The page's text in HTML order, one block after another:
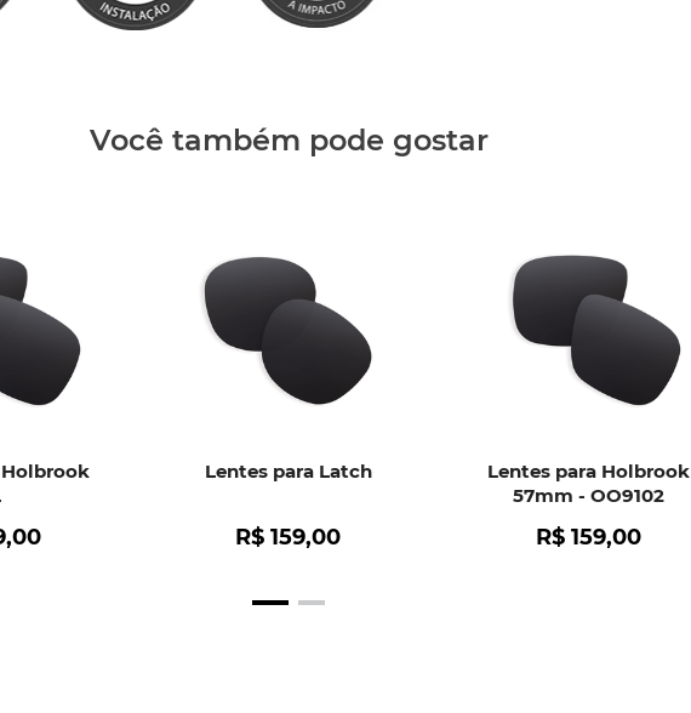
Você também pode gostar
,00
Lentes para Latch
R$ 159,00
Lentes para Holbrook
57mm - OO9102
R$ 159,00